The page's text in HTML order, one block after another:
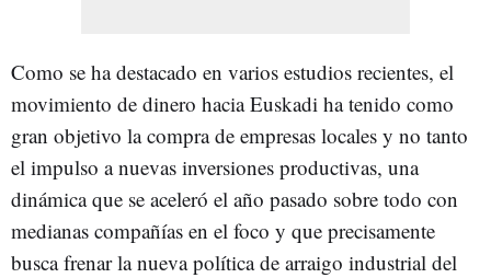
Como se ha destacado en varios estudios recientes, el
movimiento de dinero hacia Euskadi ha tenido como
gran objetivo la compra de empresas locales y no tanto
el impulso a nuevas inversiones productivas, una
dinámica que se aceleró el año pasado sobre todo con
medianas compañías en el foco y que precisamente
busca frenar la nueva política de arraigo industrial del